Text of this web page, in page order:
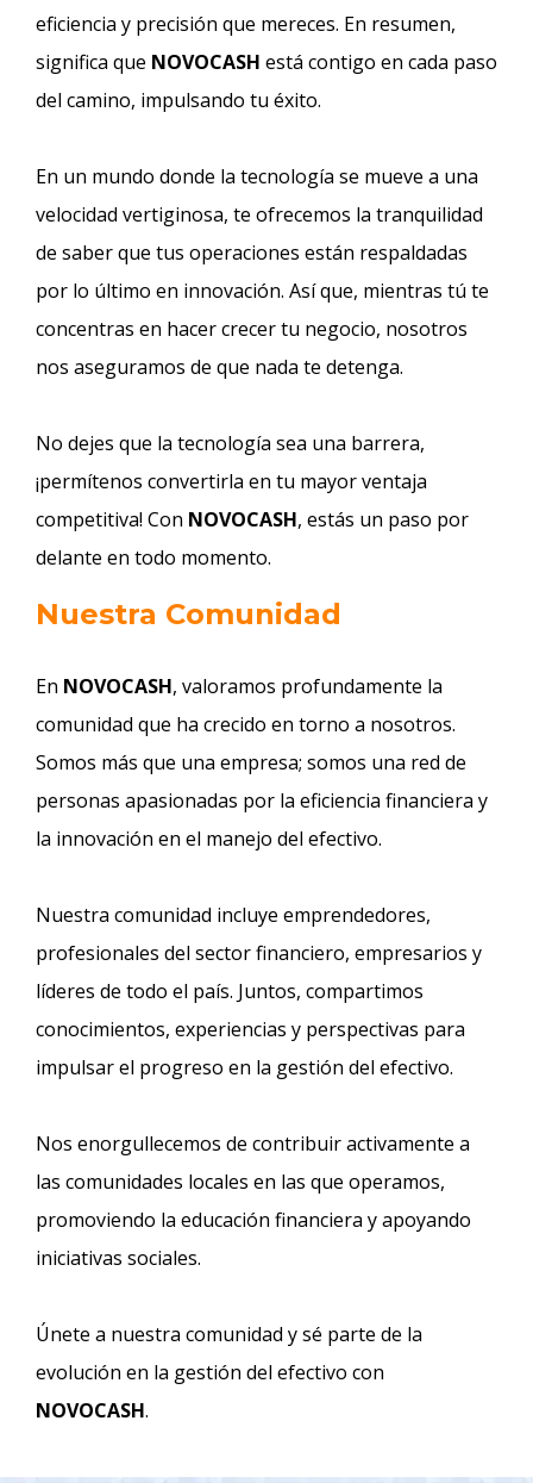
eficiencia y precisión que mereces. En resumen,
significa que NOVOCASH está contigo en cada paso
del camino, impulsando tu éxito.
En un mundo donde la tecnología se mueve a una
velocidad vertiginosa, te ofrecemos la tranquilidad
de saber que tus operaciones están respaldadas
por lo último en innovación. Así que, mientras tú te
concentras en hacer crecer tu negocio, nosotros
nos aseguramos de que nada te detenga.
No dejes que la tecnología sea una barrera,
¡permítenos convertirla en tu mayor ventaja
competitiva! Con NOVOCASH, estás un paso por
delante en todo momento.
Nuestra Comunidad
En NOVOCASH, valoramos profundamente la
comunidad que ha crecido en torno a nosotros.
Somos más que una empresa; somos una red de
personas apasionadas por la eficiencia financiera y
la innovación en el manejo del efectivo.
Nuestra comunidad incluye emprendedores,
profesionales del sector financiero, empresarios y
líderes de todo el país. Juntos, compartimos
conocimientos, experiencias y perspectivas para
impulsar el progreso en la gestión del efectivo.
Nos enorgullecemos de contribuir activamente a
las comunidades locales en las que operamos,
promoviendo la educación financiera y apoyando
iniciativas sociales.
Únete a nuestra comunidad y sé parte de la
evolución en la gestión del efectivo con
NOVOCASH.